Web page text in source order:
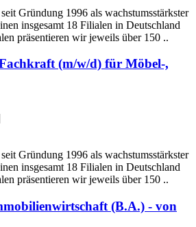
Gründung 1996 als wachstumsstärkster
insgesamt 18 Filialen in Deutschland
präsentieren wir jeweils über 150 ..
(m/w/d) für Möbel-,
Gründung 1996 als wachstumsstärkster
insgesamt 18 Filialen in Deutschland
präsentieren wir jeweils über 150 ..
(B.A.) - von